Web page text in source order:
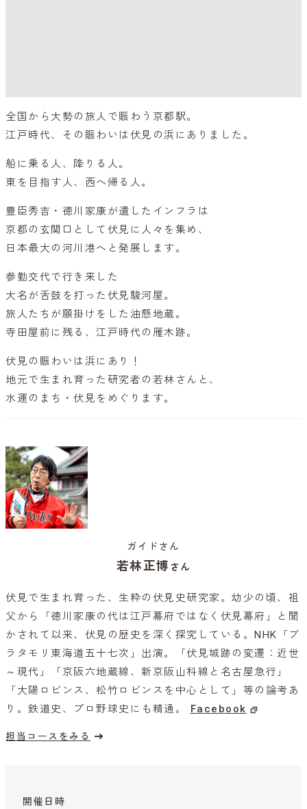
全国から大勢の旅人で賑わう京都駅。
江戸時代、その賑わいは伏見の浜にありました。
船に乗る人、降りる人。
東を目指す人、西へ帰る人。
豊臣秀吉・徳川家康が遺したインフラは
京都の玄関口として伏見に人々を集め、
日本最大の河川港へと発展します。
参勤交代で行き来した
大名が舌鼓を打った伏見駿河屋。
旅人たちが願掛けをした油懸地蔵。
寺田屋前に残る、江戸時代の雁木跡。
伏見の賑わいは浜にあり！
地元で生まれ育った研究者の若林さんと、
水運のまち・伏見をめぐります。
ガイドさん
若林正博 さん
伏見で生まれ育った、生粋の伏見史研究家。幼少の頃、祖
父から「徳川家康の代は江戸幕府ではなく伏見幕府」と聞
かされて以来、伏見の歴史を深く探究している。NHK「ブ
ラタモリ東海道五十七次」出演。「伏見城跡の変遷：近世
～現代」「京阪六地蔵線、新京阪山科線と名古屋急行」
「大陽ロビンス、松竹ロビンスを中心として」等の論考あ
り。鉄道史、プロ野球史にも精通。 Facebook
担当コースをみる
開催日時